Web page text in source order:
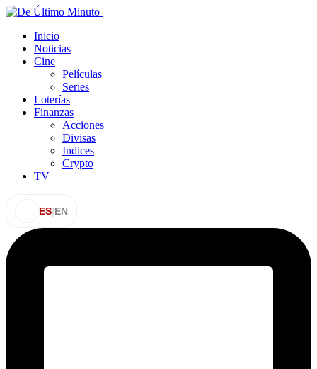
Inicio
Noticias
Cine
Películas
Series
Loterías
Finanzas
Acciones
Divisas
Indices
Crypto
TV
ES|EN